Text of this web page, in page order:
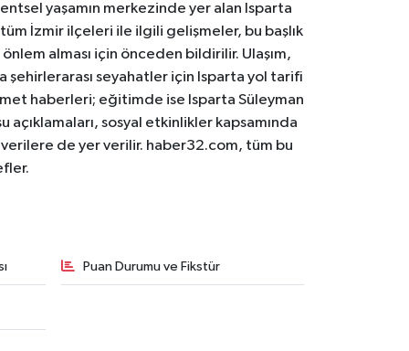
yaşamın merkezinde yer alan Isparta
tüm İzmir ilçeleri ile ilgili gelişmeler, bu başlık
alması için önceden bildirilir. Ulaşım,
şehirlerarası seyahatler için Isparta yol tarifi
haberleri; eğitimde ise Isparta Süleyman
sosyal etkinlikler kapsamında
de yer verilir. haber32.com, tüm bu
Puan Durumu ve Fikstür